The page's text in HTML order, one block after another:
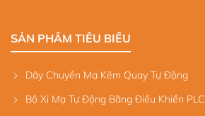
SẢN PHẨM TIÊU BIỂU
Dây Chuyền Mạ Kẽm Quay Tự Động
Bộ Xi Mạ Tự Động Bằng Điều Khiển PLC